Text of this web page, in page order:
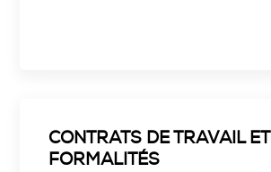
CONTRATS DE TRAVAIL ET
FORMALITÉS